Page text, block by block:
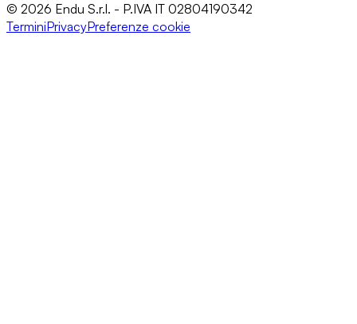
© 2026 Endu S.r.l. - P.IVA IT 02804190342
TerminiPrivacyPreferenze cookie